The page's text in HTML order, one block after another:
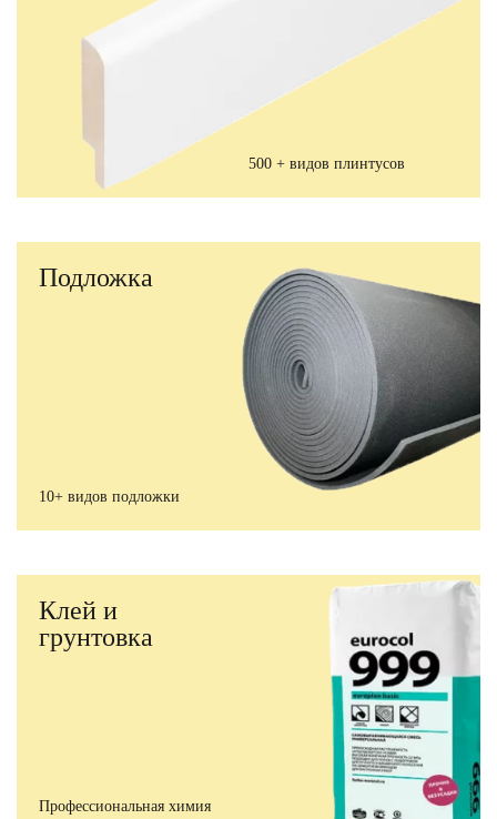
500 + видов плинтусов
Подложка
10+ видов подложки
Клей и
грунтовка
Профессиональная химия